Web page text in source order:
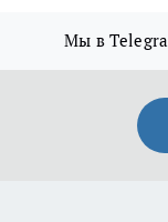
Мы в